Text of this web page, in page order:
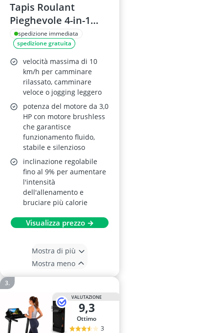
Tapis Roulant
Pieghevole 4-in-1
con Inclinazione 9%,
Velocità 1-10 km/h,
Motore Brushless
Silenzioso 3,0 HP,
Portata 140 kg,
Display LED,
Ammortizzato,
Salvaspazio
spedizione immediata
spedizione gratuita
velocità massima di 10
km/h per camminare
rilassato, camminare
veloce o jogging leggero
potenza del motore da 3,0
HP con motore brushless
che garantisce
funzionamento fluido,
stabile e silenzioso
inclinazione regolabile
fino al 9% per aumentare
l'intensità
dell'allenamento e
bruciare più calorie
Visualizza prezzo →
Mostra di più
Mostra meno
VALUTAZIONE
9,3
Ottimo
3